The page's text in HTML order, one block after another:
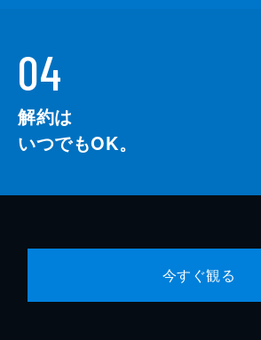
04
解約は
いつでもOK。
今すぐ観る